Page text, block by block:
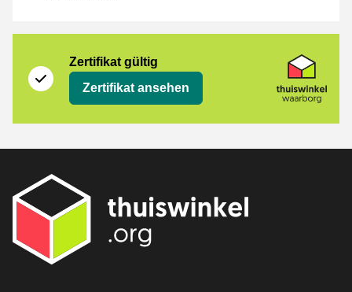
Zertifikat gültig
Zertifikat ansehen